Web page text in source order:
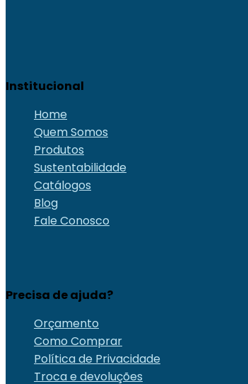
Institucional
Home
Quem Somos
Produtos
Sustentabilidade
Catálogos
Blog
Fale Conosco
Precisa de ajuda?
Orçamento
Como Comprar
Política de Privacidade
Troca e devoluções